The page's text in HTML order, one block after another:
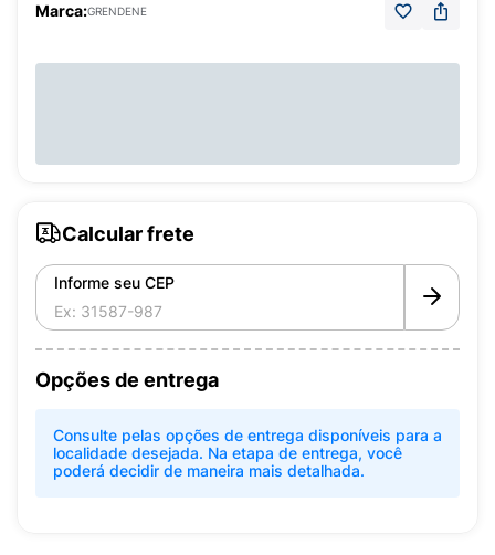
Marca:GRENDENE
Calcular frete
Informe seu CEP
Opções de entrega
Consulte pelas opções de entrega disponíveis para a
localidade desejada. Na etapa de entrega, você
poderá decidir de maneira mais detalhada.